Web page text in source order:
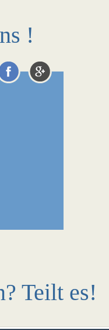
!
Teilt es!